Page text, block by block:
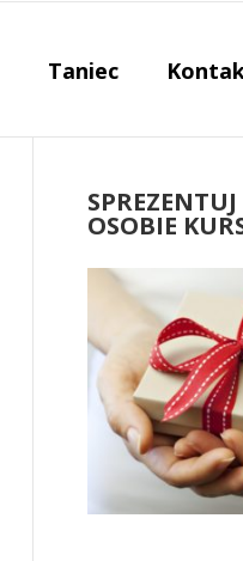
Taniec
OSOBIE